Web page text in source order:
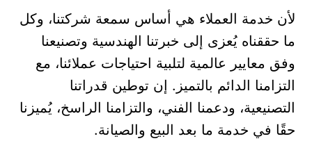
لأن خدمة العملاء هي أساس سمعة شركتنا، وكل
ما حققناه يُعزى إلى خبرتنا الهندسية وتصنيعنا
وفق معايير عالمية لتلبية احتياجات عملائنا، مع
التزامنا الدائم بالتميز. إن توطين قدراتنا
التصنيعية، ودعمنا الفني، والتزامنا الراسخ، يُميزنا
حقًا في خدمة ما بعد البيع والصيانة.